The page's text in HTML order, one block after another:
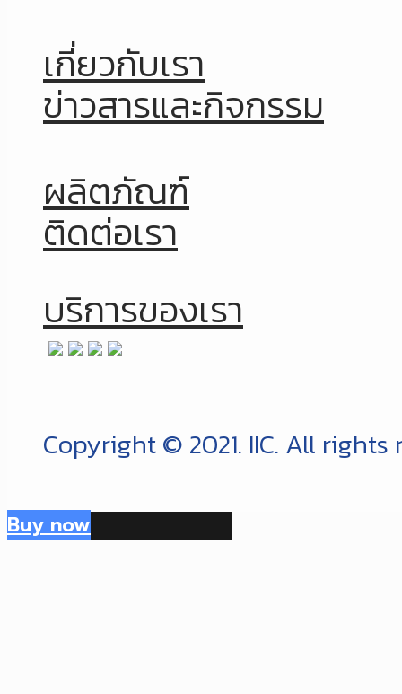
เกี่ยวกับเรา
ข่าวสารและกิจกรรม
ผลิตภัณฑ์
ติดต่อเรา
บริการของเรา
Copyright © 2021. IIC. All rights
Buy now